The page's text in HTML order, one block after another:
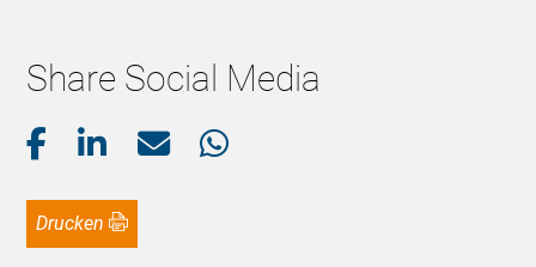
Share Social Media
Drucken